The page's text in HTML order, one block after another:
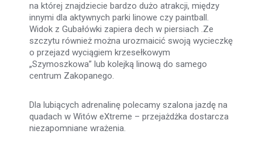
na której znajdziecie bardzo dużo atrakcji, między
innymi dla aktywnych parki linowe czy paintball.
Widok z Gubałówki zapiera dech w piersiach .Ze
szczytu również można urozmaicić swoją wycieczkę
o przejazd wyciągiem krzesełkowym
„Szymoszkowa” lub kolejką linową do samego
centrum Zakopanego.
Dla lubiących adrenalinę polecamy szalona jazdę na
quadach w Witów eXtreme – przejażdżka dostarcza
niezapomniane wrażenia.